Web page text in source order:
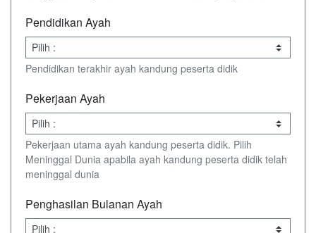
Pendidikan Ayah
Pendidikan terakhir ayah kandung peserta didik
Pekerjaan Ayah
Pekerjaan utama ayah kandung peserta didik. Pilih
Meninggal Dunia apabila ayah kandung peserta didik telah
meninggal dunia
Penghasilan Bulanan Ayah